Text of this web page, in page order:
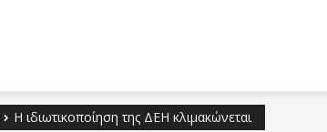
Η ιδιωτικοποίηση της ΔΕΗ κλιμακώνεται